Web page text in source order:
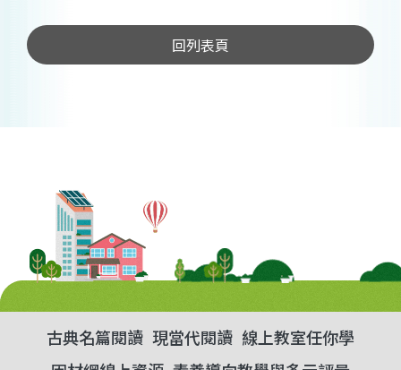
回列表頁
古典名篇閱讀 現當代閱讀 線上教室任你學